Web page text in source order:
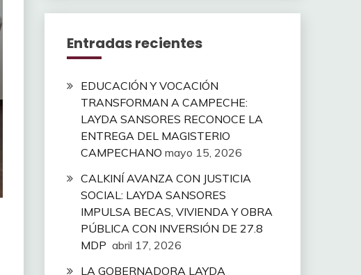
Entradas recientes
EDUCACIÓN Y VOCACIÓN
TRANSFORMAN A CAMPECHE:
LAYDA SANSORES RECONOCE LA
ENTREGA DEL MAGISTERIO
CAMPECHANO mayo 15, 2026
CALKINÍ AVANZA CON JUSTICIA
SOCIAL: LAYDA SANSORES
IMPULSA BECAS, VIVIENDA Y OBRA
PÚBLICA CON INVERSIÓN DE 27.8
MDP abril 17, 2026
LA GOBERNADORA LAYDA